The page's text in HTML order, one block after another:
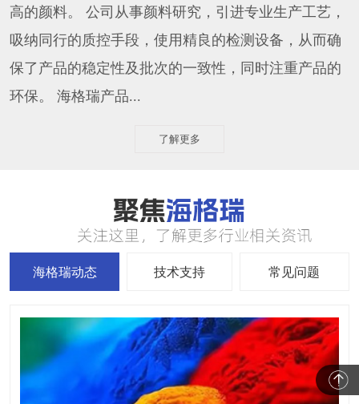
高的颜料。 公司从事颜料研究，引进专业生产工艺，
吸纳同行的质控手段，使用精良的检测设备，从而确
保了产品的稳定性及批次的一致性，同时注重产品的
环保。 海格瑞产品...
了解更多
海格瑞动态 技术支持 常见问题